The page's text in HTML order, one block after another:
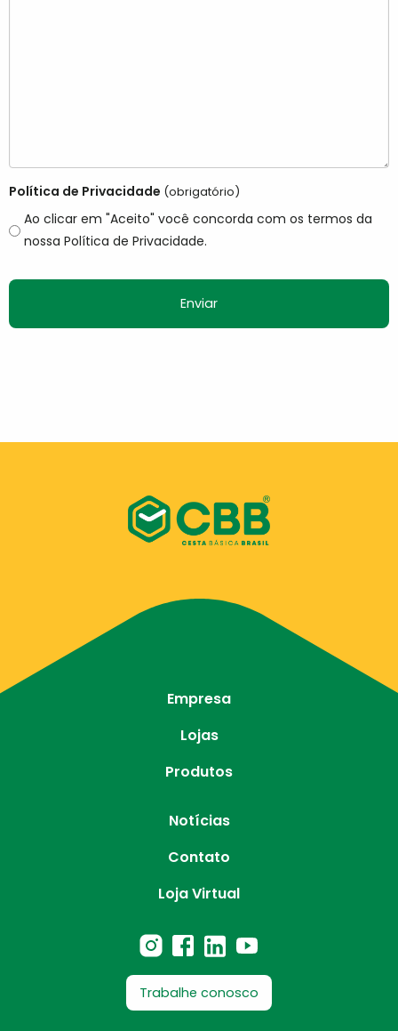
Política de Privacidade (obrigatório)
Ao clicar em "Aceito" você concorda com os termos da
nossa Política de Privacidade.
Empresa
Lojas
Produtos
Notícias
Contato
Loja Virtual
Trabalhe conosco